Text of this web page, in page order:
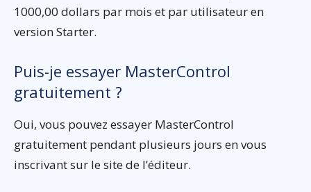
1000,00 dollars par mois et par utilisateur en
version Starter.
Puis-je essayer MasterControl
gratuitement ?
Oui, vous pouvez essayer MasterControl
gratuitement pendant plusieurs jours en vous
inscrivant sur le site de l’éditeur.